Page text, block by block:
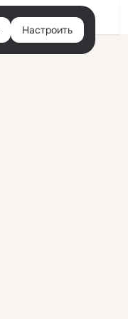
Настроить